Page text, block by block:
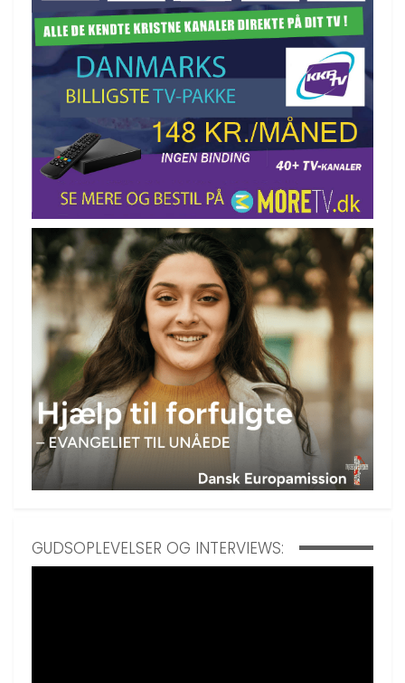
GUDSOPLEVELSER OG INTERVIEWS: